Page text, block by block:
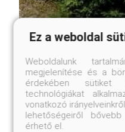
Juniperus x
Ez a weboldal
Weboldalunk
megjelenítése és a
érdekében sütiket
technológiákat
vonatkozó
lehetőségeiről
érhető el.